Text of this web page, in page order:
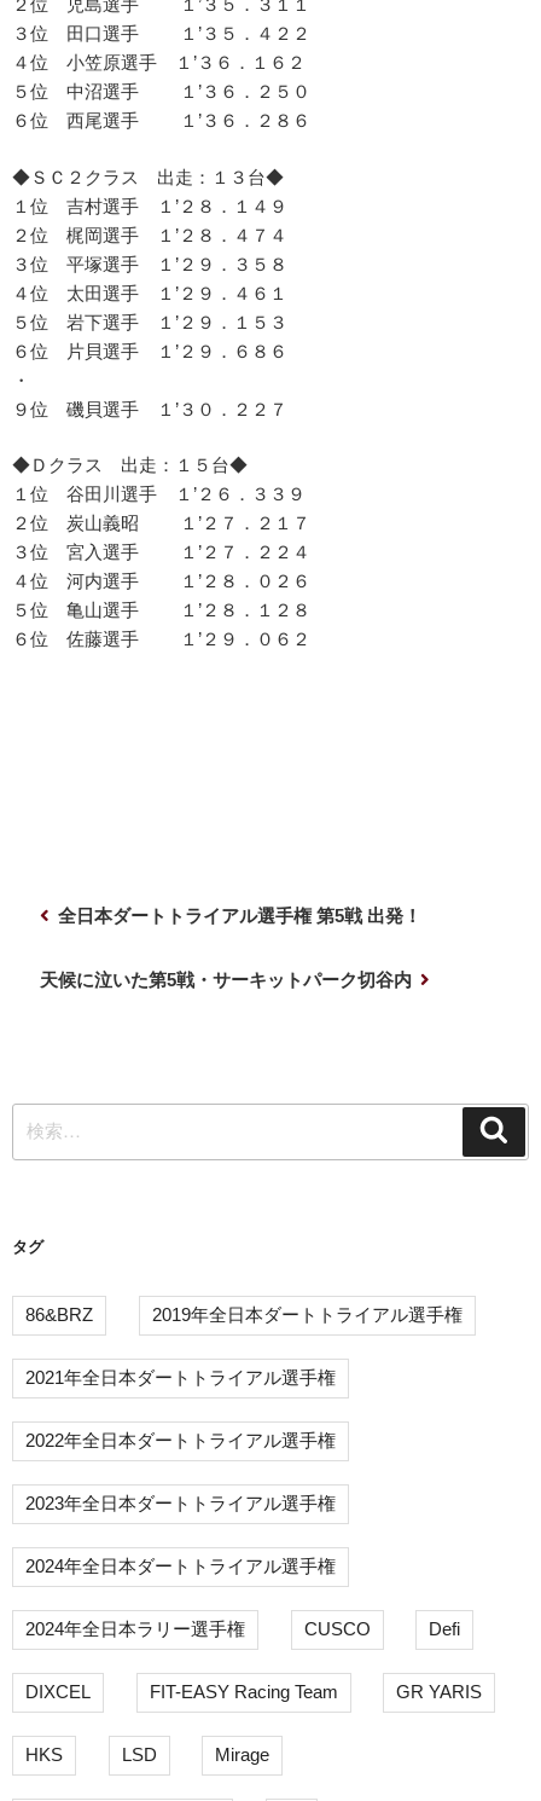
２位 児島選手 １’３５．３１１
３位 田口選手 １’３５．４２２
４位 小笠原選手 １’３６．１６２
５位 中沼選手 １’３６．２５０
６位 西尾選手 １’３６．２８６
◆ＳＣ２クラス 出走：１３台◆
１位 吉村選手 １’２８．１４９
２位 梶岡選手 １’２８．４７４
３位 平塚選手 １’２９．３５８
４位 太田選手 １’２９．４６１
５位 岩下選手 １’２９．１５３
６位 片貝選手 １’２９．６８６
・
９位 磯貝選手 １’３０．２２７
◆Ｄクラス 出走：１５台◆
１位 谷田川選手 １’２６．３３９
２位 炭山義昭 １’２７．２１７
３位 宮入選手 １’２７．２２４
４位 河内選手 １’２８．０２６
５位 亀山選手 １’２８．１２８
６位 佐藤選手 １’２９．０６２
シ
ョ
全日本ダートトライアル選手権 第5戦 出発！
天候に泣いた第5戦・サーキットパーク切谷内
索:
タグ
86&BRZ 2019年全日本ダートトライアル選手権
2021年全日本ダートトライアル選手権
2022年全日本ダートトライアル選手権
2023年全日本ダートトライアル選手権
2024年全日本ダートトライアル選手権
2024年全日本ラリー選手権 CUSCO Defi
DIXCEL FIT-EASY Racing Team GR YARIS
HKS LSD Mirage